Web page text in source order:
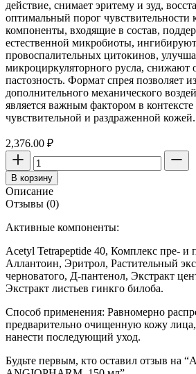
действие, снимает эритему и зуд,
оптимальный порог
компоненты, входящие в состав,
естественной микробиоты,
провоспалительных цитокинов,
микроциркуляторного русла, снижают
пастозность. Формат спрея позволяет
дополнительного механического
является важным фактором в контексте
чувствительной и раздраженной кожей.
2,376.00 ₽
Количество
товара
Антикуперозный
тоник
ANGIOPHARM,
мл
В корзину
Описание
Отзывы (0)
Активные компоненты:
Acetyl Tetrapeptide 40, Комплекс пре- и
Аллантоин, Эритрол, Растительный
черноватого, Д-пантенол, Экстракт
Экстракт листьев гинкго билоба.
Способ применения: Равномерно
предварительно очищенную кожу
нанести последующий уход.
Будьте первым, кто оставил отзыв на